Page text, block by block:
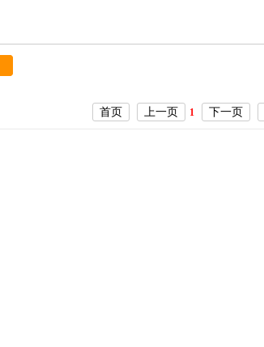
首页 上一页 1 下一页